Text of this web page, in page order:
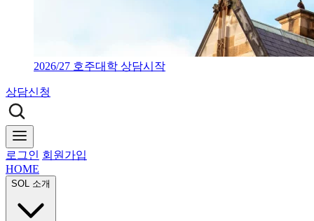
2026/27 호주대학 상담시작
상담신청
로그인 회원가입
HOME
SOL 소개